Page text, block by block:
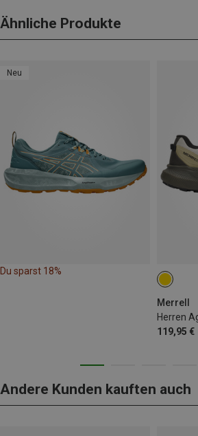
Ähnliche Produkte
Neu
Du sparst 18%
Merrell
Herren
119,95 €
Andere Kunden kauften auch